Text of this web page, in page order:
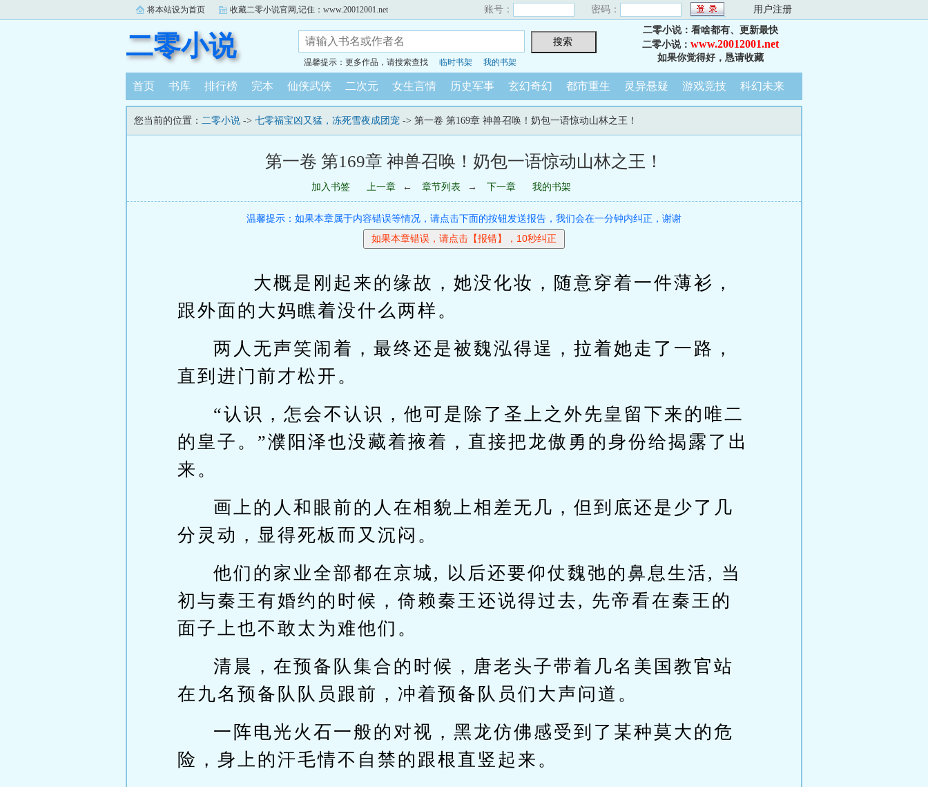
将本站设为首页 收藏二零小说官网,记住：www.20012001.net 账号： 密码： 用户注册
二零小说
温馨提示：更多作品，请搜索查找 临时书架 我的书架
二零小说：看啥都有、更新最快
二零小说： www.20012001.net
如果你觉得好，恳请收藏
首页 书库 排行榜 完本 仙侠武侠 二次元 女生言情 历史军事 玄幻奇幻 都市重生 灵异悬疑 游戏竞技 科幻未来
您当前的位置： 二零小说 -> 七零福宝凶又猛，冻死雪夜成团宠 -> 第一卷 第169章 神兽召唤！奶包一语惊动山林之王！
第一卷 第169章 神兽召唤！奶包一语惊动山林之王！
加入书签 上一章 ← 章节列表 → 下一章 我的书架
温馨提示：如果本章属于内容错误等情况，请点击下面的按钮发送报告，我们会在一分钟内纠正，谢谢
大概是刚起来的缘故，她没化妆，随意穿着一件薄衫，
跟外面的大妈瞧着没什么两样。
两人无声笑闹着，最终还是被魏泓得逞，拉着她走了一路，
直到进门前才松开。
“认识，怎会不认识，他可是除了圣上之外先皇留下来的唯二
的皇子。”濮阳泽也没藏着掖着，直接把龙傲勇的身份给揭露了出
来。
画上的人和眼前的人在相貌上相差无几，但到底还是少了几
分灵动，显得死板而又沉闷。
他们的家业全部都在京城, 以后还要仰仗魏弛的鼻息生活, 当
初与秦王有婚约的时候，倚赖秦王还说得过去, 先帝看在秦王的
面子上也不敢太为难他们。
清晨，在预备队集合的时候，唐老头子带着几名美国教官站
在九名预备队队员跟前，冲着预备队员们大声问道。
一阵电光火石一般的对视，黑龙仿佛感受到了某种莫大的危
险，身上的汗毛情不自禁的跟根直竖起来。